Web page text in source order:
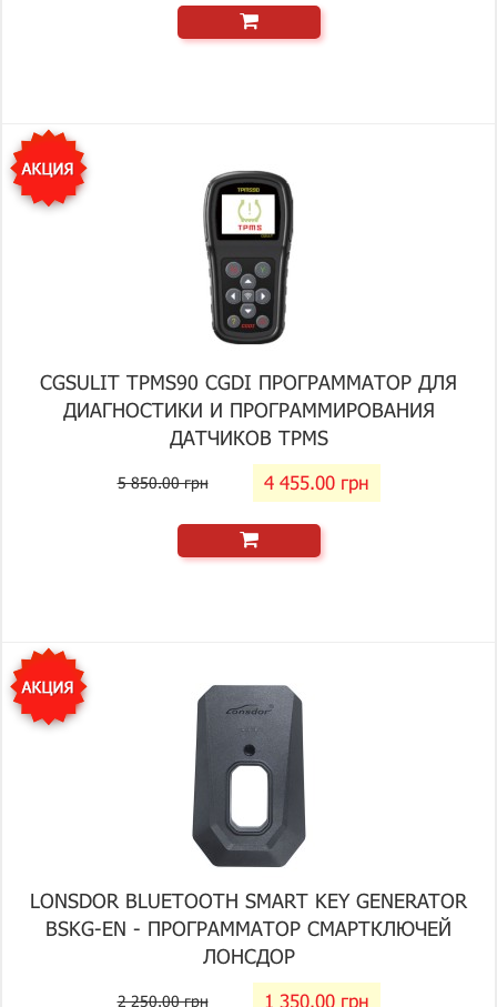
CGSULIT TPMS90 CGDI ПРОГРАММАТОР ДЛЯ
ДИАГНОСТИКИ И ПРОГРАММИРОВАНИЯ
ДАТЧИКОВ TPMS
5 850.00 грн 4 455.00 грн
LONSDOR BLUETOOTH SMART KEY GENERATOR
BSKG-EN - ПРОГРАММАТОР СМАРТКЛЮЧЕЙ
ЛОНСДОР
2 250.00 грн 1 350.00 грн